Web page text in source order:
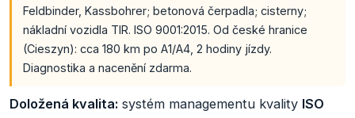
Feldbinder, Kassbohrer; betonová čerpadla; cisterny;
nákladní vozidla TIR. ISO 9001:2015. Od české hranice
(Cieszyn): cca 180 km po A1/A4, 2 hodiny jízdy.
Diagnostika a nacenění zdarma.
Doložená kvalita: systém managementu kvality ISO